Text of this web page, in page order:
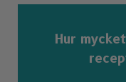
Hur